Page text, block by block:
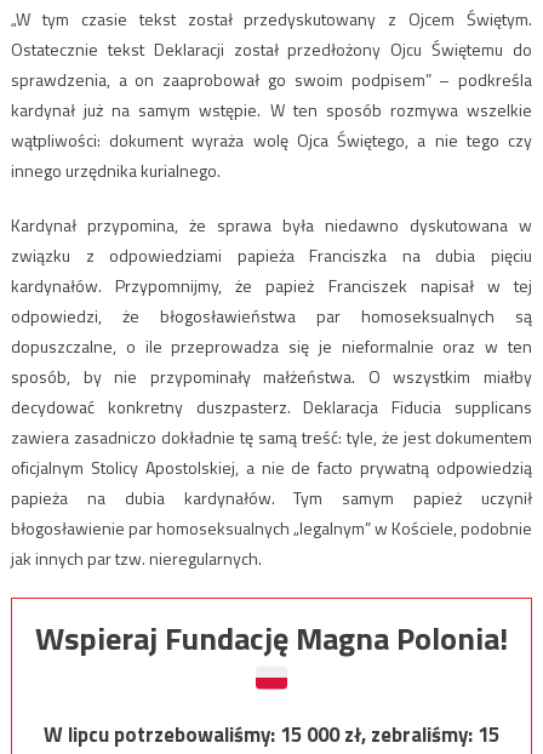
„W tym czasie tekst został przedyskutowany z Ojcem Świętym.
Ostatecznie tekst Deklaracji został przedłożony Ojcu Świętemu do
sprawdzenia, a on zaaprobował go swoim podpisem” – podkreśla
kardynał już na samym wstępie. W ten sposób rozmywa wszelkie
wątpliwości: dokument wyraża wolę Ojca Świętego, a nie tego czy
innego urzędnika kurialnego.
Kardynał przypomina, że sprawa była niedawno dyskutowana w
związku z odpowiedziami papieża Franciszka na dubia pięciu
kardynałów. Przypomnijmy, że papież Franciszek napisał w tej
odpowiedzi, że błogosławieństwa par homoseksualnych są
dopuszczalne, o ile przeprowadza się je nieformalnie oraz w ten
sposób, by nie przypominały małżeństwa. O wszystkim miałby
decydować konkretny duszpasterz. Deklaracja Fiducia supplicans
zawiera zasadniczo dokładnie tę samą treść: tyle, że jest dokumentem
oficjalnym Stolicy Apostolskiej, a nie de facto prywatną odpowiedzią
papieża na dubia kardynałów. Tym samym papież uczynił
błogosławienie par homoseksualnych „legalnym” w Kościele, podobnie
jak innych par tzw. nieregularnych.
Wspieraj Fundację Magna Polonia!
W lipcu potrzebowaliśmy:15 000zł, zebraliśmy:15